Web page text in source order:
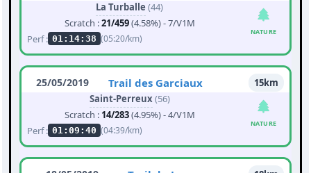
La Turballe (44)
Scratch :21/459(4.58%) - 7/V1M
Perf : 01:14:38 (05:20/km)
NATURE
25/05/2019 Trail des Garciaux
15km
Saint-Perreux(56)
Scratch : 14/283(4.95%) - 4/V1M
Perf : 01:09:40 (04:39/km)
NATURE